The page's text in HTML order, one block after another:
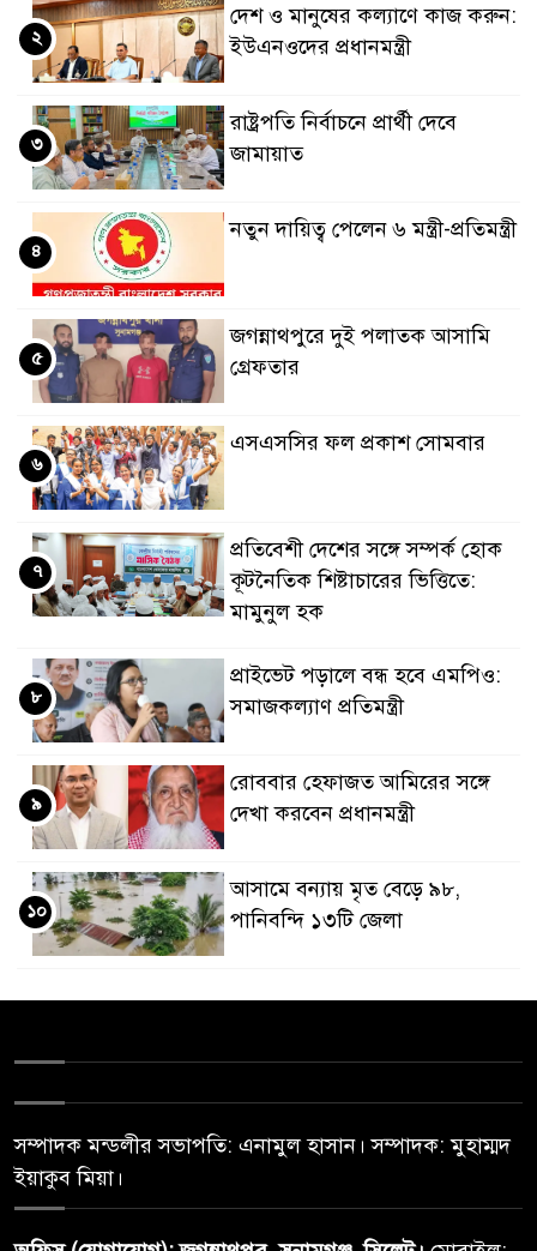
দেশ ও মানুষের কল্যাণে কাজ করুন:
ইউএনওদের প্রধানমন্ত্রী
২
রাষ্ট্রপতি নির্বাচনে প্রার্থী দেবে
জামায়াত
৩
নতুন দায়িত্ব পেলেন ৬ মন্ত্রী-প্রতিমন্ত্রী
৪
জগন্নাথপুরে দুই পলাতক আসামি
গ্রেফতার
৫
এসএসসির ফল প্রকাশ সোমবার
৬
প্রতিবেশী দেশের সঙ্গে সম্পর্ক হোক
কূটনৈতিক শিষ্টাচারের ভিত্তিতে:
মামুনুল হক
৭
প্রাইভেট পড়ালে বন্ধ হবে এমপিও:
সমাজকল্যাণ প্রতিমন্ত্রী
৮
রোববার হেফাজত আমিরের সঙ্গে
দেখা করবেন প্রধানমন্ত্রী
৯
আসামে বন্যায় মৃত বেড়ে ৯৮,
পানিবন্দি ১৩টি জেলা
১০
সম্পাদক মন্ডলীর সভাপতি: এনামুল হাসান। সম্পাদক: মুহাম্মদ
ইয়াকুব মিয়া।